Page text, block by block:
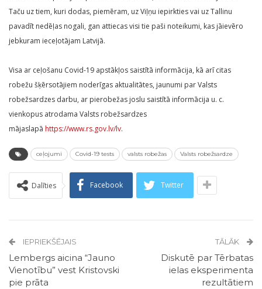
Taču uz tiem, kuri dodas, piemēram, uz Viļņu iepirkties vai uz Tallinu
pavadīt nedēļas nogali, gan attiecas visi tie paši noteikumi, kas jāievēro
jebkuram ieceļotājam Latvijā.
Visa ar ceļošanu Covid-19 apstākļos saistītā informācija, kā arī citas
robežu šķērsotājiem noderīgas aktualitātes, jaunumi par Valsts
robežsardzes darbu, ar pierobežas joslu saistītā informācija u. c.
vienkopus atrodama Valsts robežsardzes
mājaslapā https://www.rs.gov.lv/lv.
ceļojumi Covid-19 tests valsts robežas Valsts robežsardze
Dalīties Facebook Twitter
IEPRIEKŠĒJAIS
Lembergs aicina “Jauno
Vienotību” vest Kristovski
pie prāta
TĀLĀK
Diskutē par Tērbatas
ielas eksperimenta
rezultātiem